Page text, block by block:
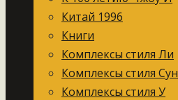
Китай 1996
Книги
Комплексы стиля Ли
Комплексы стиля Сун
Комплексы стиля У